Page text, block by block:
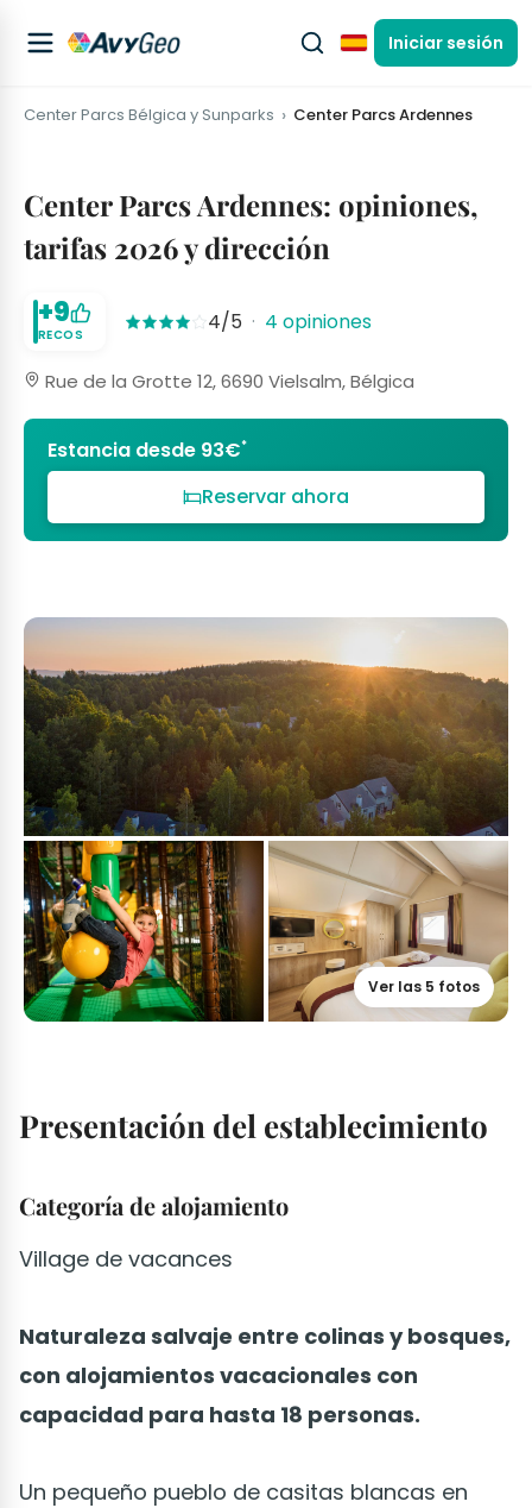
EspañolIniciar sesión
Center Parcs Bélgica y Sunparks Center Parcs Ardennes
Center Parcs Ardennes: opiniones,
tarifas 2026 y dirección
+9
RECOS 4/5 · 4 opiniones
Rue de la Grotte 12, 6690 Vielsalm, Bélgica
Estancia desde 93€*
Reservar ahora
Ver las 5 fotos
Presentación del establecimiento
Categoría de alojamiento
Village de vacances
Naturaleza salvaje entre colinas y bosques,
con alojamientos vacacionales con
capacidad para hasta 18 personas.
Un pequeño pueblo de casitas blancas en